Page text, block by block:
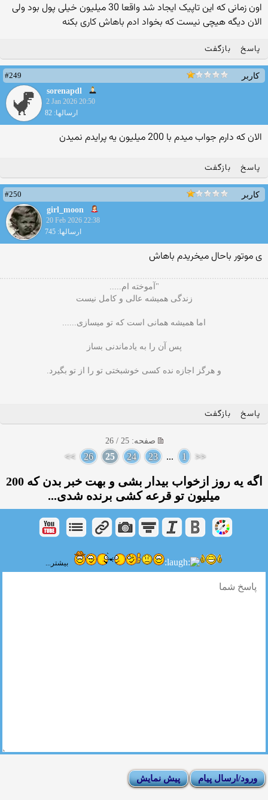
اون زمانی که این تاپیک ایجاد شد واقعا 30 میلیون خیلی پول بود ولی
الان دیگه هیچی نیست که بخواد ادم باهاش کاری بکنه
پاسخ بازگفت
کاربر
#249
sorenapdl
2 Jan 2026 20:50
ارسالها: 82
الان که دارم جواب میدم با 200 میلیون یه پرایدم نمیدن
پاسخ بازگفت
کاربر
#250
girl_moon
20 Feb 2026 22:38
ارسالها: 745
ی موتور باحال میخریدم باهاش
"آموخته ام.....
زندگی همیشه عالی و کامل نیست
اما همیشه همانی است که تو میسازی......
پس آن را به یادماندنی بساز
و هرگز اجازه نده کسی خوشبختی تو را از تو بگیرد.
پاسخ بازگفت
صفحه: 25 / 26
<<
1
...
23
24
25
26
>>
اگه یه روز ازخواب بیدار بشی و بهت خبر بدن كه 200
میلیون تو قرعه كشی برنده شدی...
بیشتر...